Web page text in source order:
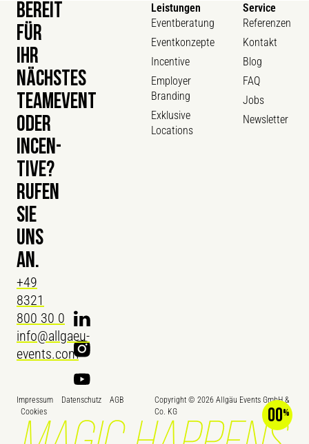
Leistungen
Eventberatung
Eventkonzepte
Incentive
Employer
Branding
Exklusive
Locations
Service
Referenzen
Kontakt
Blog
FAQ
Jobs
Newsletter
BEREIT
FÜR
IHR
NÄCHSTES
TEAMEVENT
ODER
INCEN­
TIVE?
RUFEN
SIE
UNS
AN.
+49
8321
800 30 0
info@allgaeu-
events.com
Copyright © 2026 Allgäu Events GmbH &
Co. KG
Impressum Datenschutz
AGB
Cookies
00